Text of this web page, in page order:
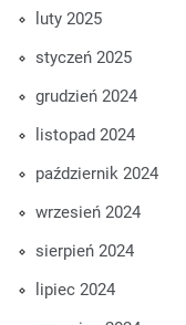
luty 2025
styczeń 2025
grudzień 2024
listopad 2024
październik 2024
wrzesień 2024
sierpień 2024
lipiec 2024